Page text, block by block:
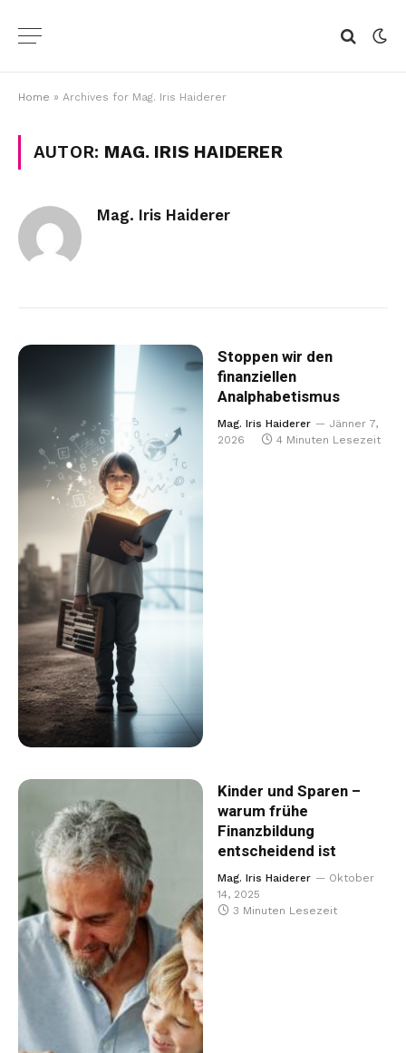
Home » Archives for Mag. Iris Haiderer
AUTOR: MAG. IRIS HAIDERER
Mag. Iris Haiderer
Stoppen wir den
finanziellen
Analphabetismus
Mag. Iris Haiderer
Jänner 7,
2026
4 Minuten Lesezeit
Kinder und Sparen –
warum frühe
Finanzbildung
entscheidend ist
Mag. Iris Haiderer
Oktober
14, 2025
3 Minuten Lesezeit